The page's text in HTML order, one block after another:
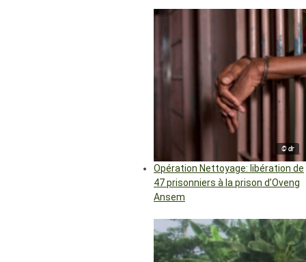
© dr
Opération Nettoyage: libération de
47 prisonniers à la prison d’Oveng
Ansem